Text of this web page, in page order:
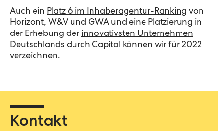
Auch ein Platz 6 im Inhaberagentur-Ranking von
Horizont, W&V und GWA und eine Platzierung in
der Erhebung der innovativsten Unternehmen
Deutschlands durch Capital können wir für 2022
verzeichnen.
Kontakt